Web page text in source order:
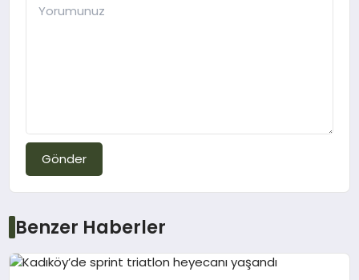
Gönder
Benzer Haberler